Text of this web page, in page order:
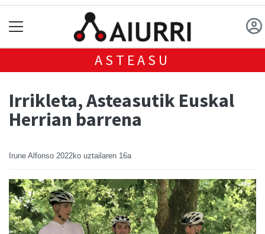
ASTEASU
Irrikleta, Asteasutik Euskal
Herrian barrena
Irune Alfonso 2022ko uztailaren 16a